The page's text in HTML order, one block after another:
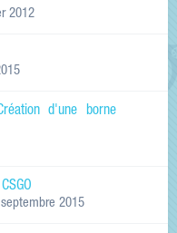
2012
d'une borne
2015